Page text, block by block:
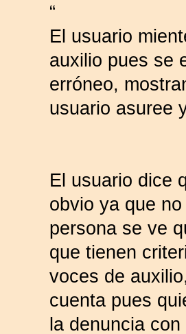
“
El usuario
auxilio pues se
erróneo,
usuario asuree
El usuario dice
obvio ya que
persona se ve
que tienen
voces de
cuenta pues
la denuncia